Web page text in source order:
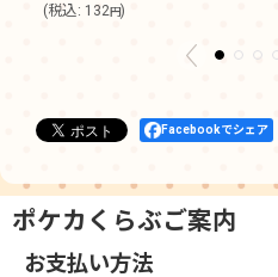
(税込: 132円)
Facebookでシェア
ポケカくらぶご案内
お支払い方法